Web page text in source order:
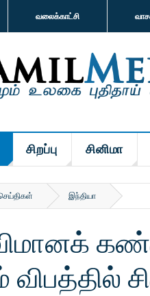
வலைக்காட்சி
சிறப்பு சினிமா
இந்தியா